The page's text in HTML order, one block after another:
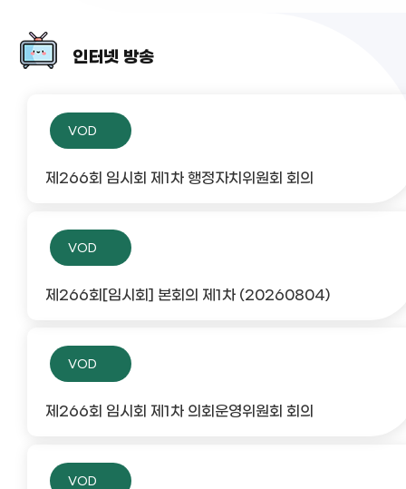
인터넷 방송
VOD
제266회 임시회 제1차 행정자치위원회 회의
VOD
제266회[임시회] 본회의 제1차 (20260804)
VOD
제266회 임시회 제1차 의회운영위원회 회의
VOD